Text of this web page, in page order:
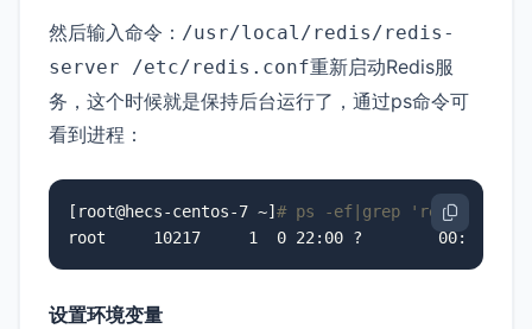
然后输入命令： /usr/local/redis/redis-
server /etc/redis.conf重新启动Redis服
务，这个时候就是保持后台运行了，通过ps命令可
看到进程：
[root@hecs-centos-7 ~] # ps -ef|grep 'redis'
root     10217     1  0 22:00 ?        00:00:00 /
设置环境变量